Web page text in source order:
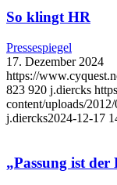
So klingt HR
Pressespiegel
17. Dezember 2024
https://
823 920 j.diercks
content/uploads/
j.diercks2024-12-17
„Passung ist